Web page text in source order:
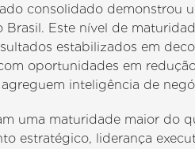
consolidado demonstrou
Brasil. Este nível de
estabilizados em
oportunidades em
inteligência de
uma maturidade maior do
estratégico, liderança